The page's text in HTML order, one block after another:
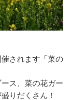
されます「菜の
ス、菜の花ガー
りだくさん！